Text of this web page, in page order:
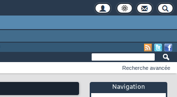
Navigation
Recherche avancée